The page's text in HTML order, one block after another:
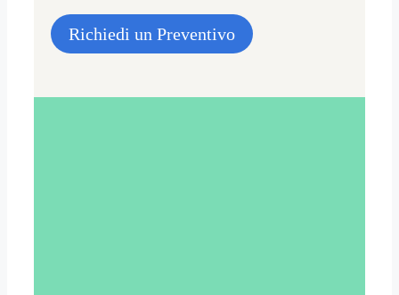
Richiedi un Preventivo